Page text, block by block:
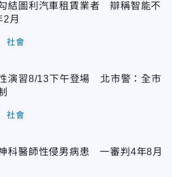
結圖利汽車租賃業者 辯稱智能不
2月
社會
演習8/13下午登場 北市警：全市
社會
科醫師性侵男病患 一審判4年8月